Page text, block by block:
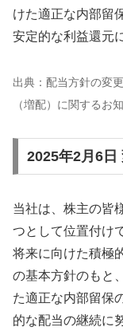
けた適正な内部留
安定的な利益還元
出典：配当方針の変
（増配）に関するお
2025年2月6日
当社は、株主の皆
つとして位置付け
将来に向けた積極
の基本方針のもと
た適正な内部留保
的な配当の継続に